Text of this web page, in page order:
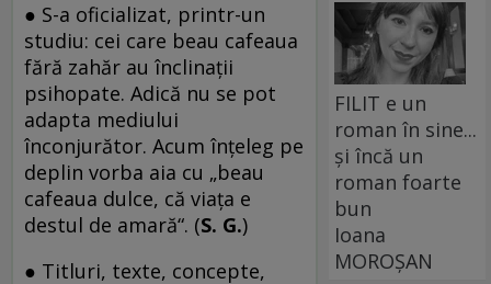
● S-a oficializat, printr-un
studiu: cei care beau cafeaua
fără zahăr au înclinații
psihopate. Adică nu se pot
adapta mediului
înconjurător. Acum înțeleg pe
deplin vorba aia cu „beau
cafeaua dulce, că viața e
destul de amară“. (S. G.)
● Titluri, texte, concepte,
FILIT e un
roman în sine...
și încă un
roman foarte
bun
Ioana
MOROȘAN